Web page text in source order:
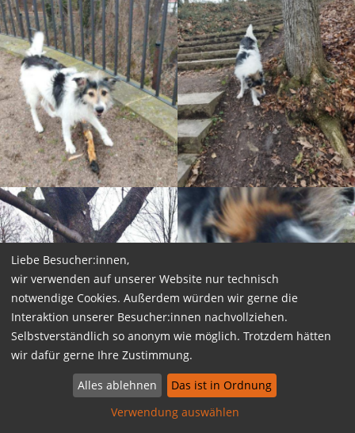
Liebe Besucher:innen,
wir verwenden auf unserer Website nur technisch
notwendige Cookies. Außerdem würden wir gerne die
Interaktion unserer Besucher:innen nachvollziehen.
Selbstverständlich so anonym wie möglich. Trotzdem hätten
wir dafür gerne Ihre Zustimmung.
Verwendung auswählen
Alles ablehnen Das ist in Ordnung